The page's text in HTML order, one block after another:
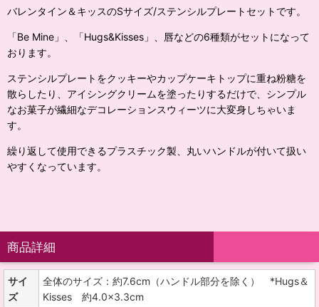
バレンタイン＆キッスのSサイズ/ステンシルプレートセットです。
「Be Mine」、「Hugs&Kisses」、唇などの6種類がセットになって
おります。
ステンシルプレートをクッキーやカップケーキトップに重ね粉糖を
散らしたり、アイシングクリームを塗ったりするだけで、シンプル
なお菓子が繊細なデコレーションスウィーツに大変身しちゃいま
す。
繰り返して使用できるプラスチック製、丸いハンドルが付いて扱い
やすくなっています。
商品詳細
サイ
ズ
全体のサイズ：約7.6cm（ハンドル部分を除く） *Hugs＆
Kisses 約4.0×3.3cm